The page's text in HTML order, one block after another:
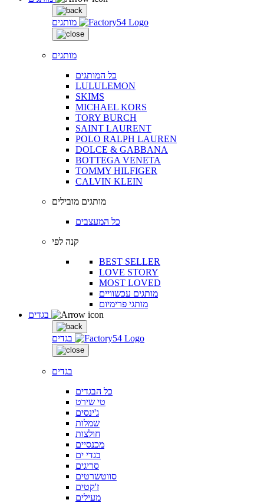
מותגים
מותגים
כל המותגים
LULULEMON
SKIMS
MICHAEL KORS
TORY BURCH
SAINT LAURENT
POLO RALPH LAUREN
DOLCE & GABBANA
BOTTEGA VENETA
TOMMY HILFIGER
CALVIN KLEIN
מותגים מובילים
כל המעצבים
קנה לפי
BEST SELLER
LOVE STORY
MOST LOVED
מותגים עכשוויים
מותגי פרימיום
בגדים
בגדים
כל הבגדים
טי שירט
ג'ינסים
שמלות
חולצות
מכנסיים
בגדי ים
סריגים
סווטשרטים
ז'קטים
מעילים